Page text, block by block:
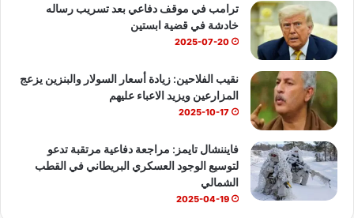
ترامب في موقف دفاعي بعد تسريب رساله
خادشة في قضية ابستين
2025-07-20
نقيب الفلاحين: زيادة أسعار السولار والبنزين يزعج
المزارعين ويزيد الاعباء عليهم
2025-10-17
فايننشال تايمز: مراجعة دفاعية مرتقبة تدعو
لتوسيع الوجود العسكري البريطاني في القطب
الشمالي
2025-04-19